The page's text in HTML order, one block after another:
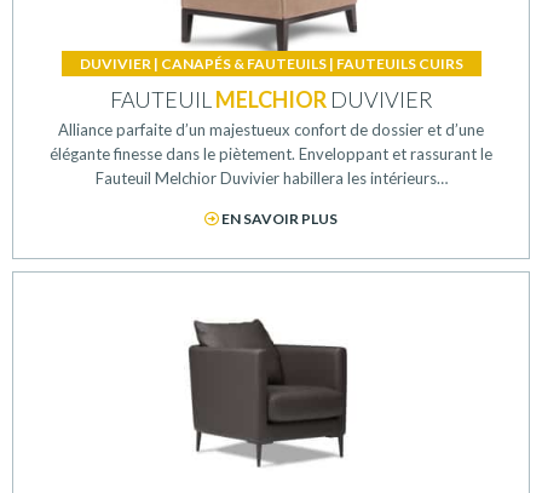
DUVIVIER| CANAPÉS & FAUTEUILS| FAUTEUILS CUIRS
FAUTEUIL MELCHIORDUVIVIER
Alliance parfaite d’un majestueux confort de dossier et d’une
élégante finesse dans le piètement. Enveloppant et rassurant le
Fauteuil Melchior Duvivier habillera les intérieurs…
EN SAVOIR PLUS